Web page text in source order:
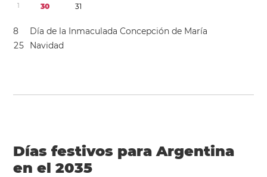
1 30 31
8
Día de la Inmaculada Concepción de María
25 Navidad
Días festivos para Argentina
en el 2035